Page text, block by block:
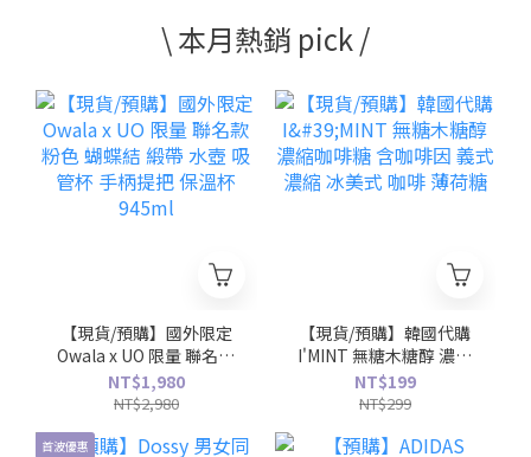
\ 本月熱銷 pick /
【現貨/預購】國外限定
Owala x UO 限量 聯名款
粉色 蝴蝶結 緞帶 水壺 吸
管杯 手柄提把 保溫杯
NT$1,980
NT$2,980
【現貨/預購】韓國代購
I'MINT 無糖木糖醇 濃縮
咖啡糖 含咖啡因 義式濃
縮 冰美式 咖啡 薄荷糖
NT$199
NT$299
首波優惠